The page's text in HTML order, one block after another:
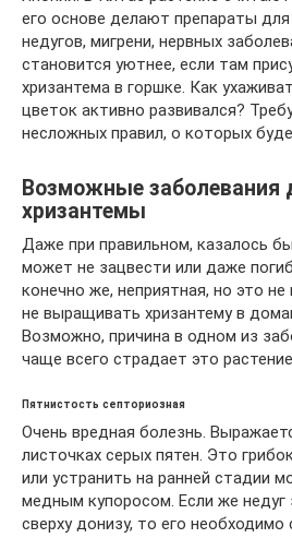
его основе делают препараты
недугов, мигрени, нервных
становится уютнее, если там
хризантема в горшке. Как
цветок активно развивался?
несложных правил, о которых
Возможные заболевания
хризантемы
Даже при правильном, казалось
может не зацвести или даже
конечно же, неприятная, но это не
не выращивать хризантему в
Возможно, причина в одном из
чаще всего страдает это
Пятнистость септориозная
Очень вредная болезнь.
листочках серых пятен. Это
или устранить на ранней стадии
медным купоросом. Если же недуг
сверху донизу, то его необходимо